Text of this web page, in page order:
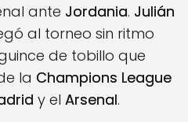
ante Jordania. Julián
al torneo sin ritmo
de tobillo que
la Champions League
y el Arsenal.